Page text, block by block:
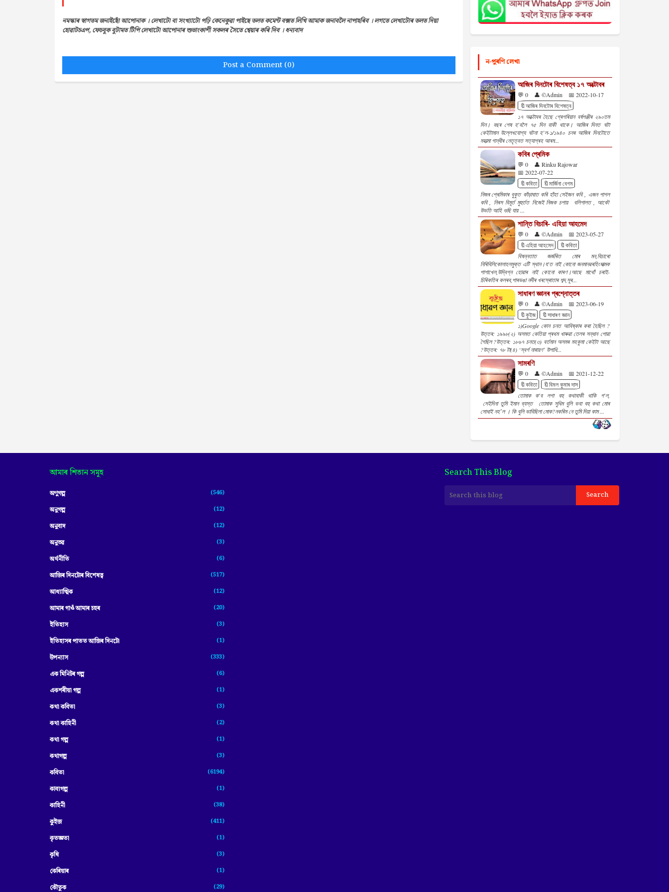
নমস্কাৰ স্বাগতম জনাইছোঁ আপোনাক । লেখাটো বা সংখ্যাটো পঢ়ি কেনেকুৱা পাইছে তলত কমেন্ট বক্সত লিখি আমাক জনাবলৈ নাপাহৰিব । লগতে লেখাটোৰ তলত দিয়া
হোৱাটচএপ, ফেচবুক বুটামত টিপি লেখাটো আপোনাৰ শুভাংকাশী সকলৰ সৈতে শ্বেয়াৰ কৰি দিব । ধন্যবাদ
Post a Comment (0) ন-পুৰণি লেখা
আজিৰ দিনটোৰ বিশেষত্ব ১৭ অক্টোবৰ
💬 0 👤 ©Admin
📅 2022-10-17
🔖আজিৰ দিনটোৰ বিশেষত্ব
১৭ অক্টোবৰ হৈছে গ্ৰেগৰিয়ান বৰ্ষপঞ্জীৰ ২৯০তম
দিন। বছৰ শেষ হ'বলৈ ৭৫ দিন বাকী থাকে। আজিৰ দিনত ঘটা
কেইটামান উল্লেখযোগ্য ঘটনা হ’ল-১/১৯৪০ চনৰ আজিৰ দিনটোতে
মহাত্মা গান্ধীৰ নেতৃত্বত সত্যাগ্ৰহ আৰম...
কবিৰ প্ৰেমিক
💬 0
👤 Rinku Rajowar
📅 2022-07-22
🔖কবিতা
🔖মাৰ্জিনা বেগম
নিজৰ প্ৰেমিকাৰ বুকুত কাঁড়াঘাত কৰি হাঁহা সেইজন কবি , এজন পাগল
কবি , নিৰস বিমূৰ্ত মুহুৰ্তত নিজেই নিজক চপায় বলিশালত , আকৌ
উভতি আহি গুছি যায় ...
শান্তি বিচাৰি- এহিয়া আহমেদ
💬 0 👤 ©Admin
📅 2023-05-27
🔖এহিয়া আহমেদ
🔖কবিতা
বিষন্নতাত জৰ্জৰিত মোৰ মন,বিচাৰো
নিৰিবিলিকোলাহলমুক্ত এটি স্থান।য'ত নাই কোনো জনমানৱৰহিংসাত্মক
পাশাখেল,উদ্বিগ্ন হোৱাৰ নাই কোনো কাৰণ।আছে মাথোঁ চৰাই-
চিৰিকতিৰ কলৰব,পাৰভঙা নদীৰ খৰস্ৰোতাৰ শব্দ,সূৰ...
সাধাৰণ জ্ঞানৰ প্ৰশ্নোত্তৰ
💬 0 👤 ©Admin
📅 2023-06-19
🔖কুইজ
🔖সাধাৰণ জ্ঞান
১)Google কোন চনত আবিষ্কাৰ কৰা হৈছিল ?
উত্তৰ: ১৯৯৮(২) অসমত কেতিয়া প্ৰথম খাৰুৱা তেলৰ সন্ধান পোৱা
গৈছিল ?উত্তৰ: ১৮৬৭ চনত(৩) বৰ্তমান অসমৰ মহকুমা কেইটা আছে
?উত্তৰ: ৭৮ টা(৪) ‘স্বৰ্গ নাৰায়ণ’ উপাধি...
সামৰণি
💬 0 👤 ©Admin
📅 2021-12-22
🔖কবিতা
🔖বিমল কুমাৰ দাস
তোমাক ক'ব লগা বহু কথাবাকী থাকি গ'ল,
সেইদিনা তুমি ইমান ব্যস্ত তোমাক সুধিম বুলি ভবা বহু কথা মোৰ
সোধাই নহʼল । কি বুলি ভাবিছিলা মোক?নকৰিম নে তুমি দিয়া কাম ...
আমাৰ শিতান সমূহ
অণুগল্প (546)
অনুগল্প (12)
অনুবাদ (12)
অনুভৱ (3)
অৰ্থনীতি (6)
আজিৰ দিনটোৰ বিশেষত্ব (517)
আধ্যাত্মিক (12)
আমাৰ গাওঁ আমাৰ চহৰ (20)
ইতিহাস (3)
ইতিহাসৰ পাতত আজিৰ দিনটো (1)
উপন্যাস (333)
এক মিনিটৰ গল্প (6)
একশৰীয়া গল্প (1)
কথা কবিতা (3)
কথা কাহিনী (2)
কথা গল্প (1)
কথাগল্প (3)
কবিতা (6194)
কাব্যগল্প (1)
কাহিনী (38)
কুইজ (411)
কৃতজ্ঞতা (1)
কৃষি (3)
কেৰিয়াৰ (1)
কৌতুক (29)
Search This Blog